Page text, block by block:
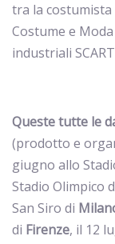
tra la costumista
Costume e
industriali
Queste tutte le
(prodotto e
giugno allo
Stadio Olimpico
San Siro di
di Firenze, il 12